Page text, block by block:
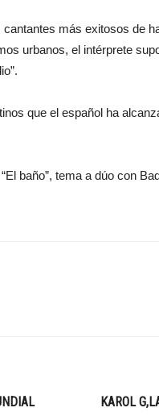
más exitosos de
urbanos, el intérprete
que el español ha
baño”, tema a dúo con
KAROL